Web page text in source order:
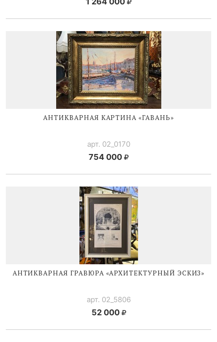
АНТИКВАРНАЯ КАРТИНА «ГАВАНЬ»
арт. 02_0170
754 000
АНТИКВАРНАЯ ГРАВЮРА «АРХИТЕКТУРНЫЙ ЭСКИЗ»
арт. 02_5806
52 000